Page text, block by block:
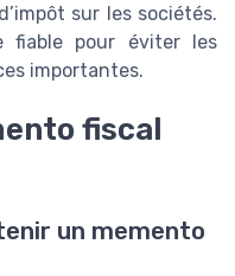
sur les sociétés.
fiable pour éviter les
importantes.
fiscal
un memento